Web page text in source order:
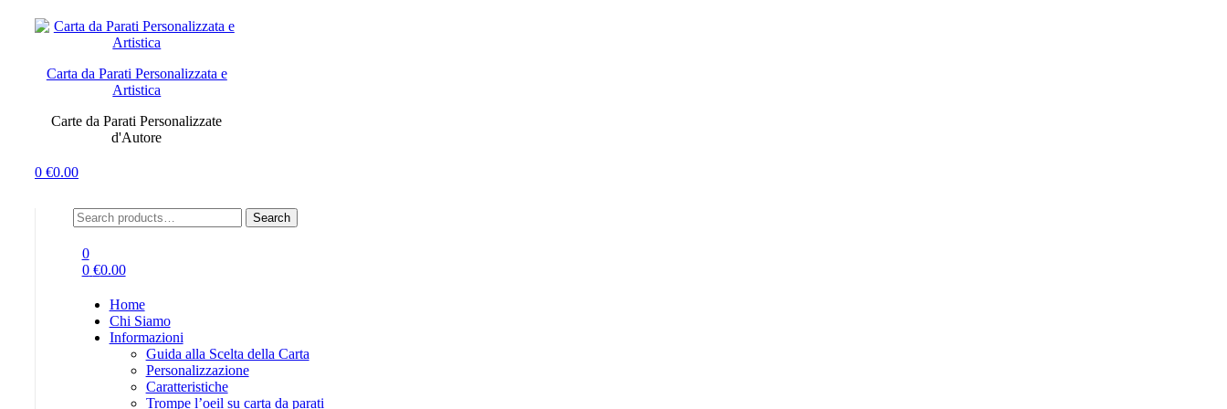
Menu
Carta da Parati Personalizzata e
Artistica
Carte da Parati Personalizzate
d'Autore
0 €0.00
Search
for:
Search
0
0 €0.00
Home
Chi Siamo
Informazioni
Guida alla Scelta della Carta
Personalizzazione
Caratteristiche
Trompe l’oeil su carta da parati